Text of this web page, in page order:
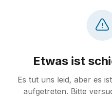
Etwas ist
Es tut uns leid, aber es
aufgetreten. Bitte